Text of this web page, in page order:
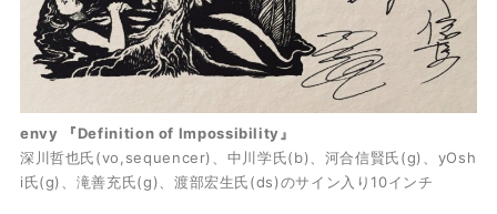
envy 『Definition of Impossibility』
深川哲也氏(vo,sequencer)、中川学氏(b)、河合信賢氏(g)、yOsh
i氏(g)、滝善充氏(g)、渡部宏生氏(ds)のサイン入り10インチ